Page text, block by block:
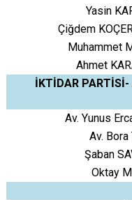
Yasin
Çiğdem
Muhammet
Ahmet
İKTİDAR PARTİSİ-
Av. Yunus
Av. Bora
Şaban
Oktay